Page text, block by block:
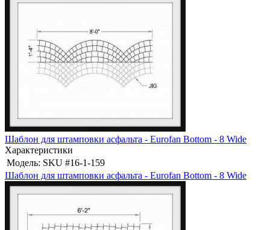
Шаблон для штамповки асфальта - Eurofan Bottom - 8 Wide
Характеристики
Модель: SKU #16-1-159
Шаблон для штамповки асфальта - Eurofan Bottom - 8 Wide